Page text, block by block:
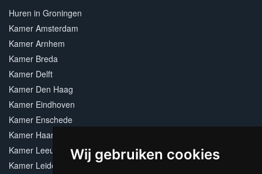
Wij gebruiken cookies
Huren in Groningen
Kamer Amsterdam
Kamer Arnhem
Kamer Breda
Kamer Delft
Kamer Den Haag
Kamer Eindhoven
Kamer Enschede
Kamer Haarlem
Kamer Leeuwarden
Kamer Leiden